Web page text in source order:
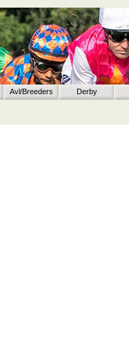
Avl/Breeders Derby